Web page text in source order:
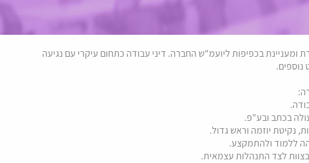
ומעניינת בכפיפות ליועמ"ש החברה. דיני עבודה כתחום עיקרי עם נגיעה
בכתב ובע"פ.
נקיטת יוזמה וראש גדול.
ללמוד ולהתמקצע.
לצד התנהלות עצמאית.